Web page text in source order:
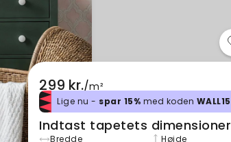
299 kr./m²
Lige nu - spar 15% med koden WALL15
Indtast tapetets dimensioner
Bredde Højde